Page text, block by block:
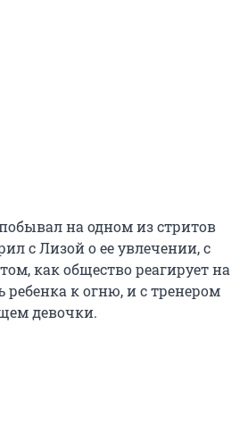
на одном из стритов
с Лизой о ее увлечении, с
как общество реагирует на
ребенка к огню, и с тренером
девочки.